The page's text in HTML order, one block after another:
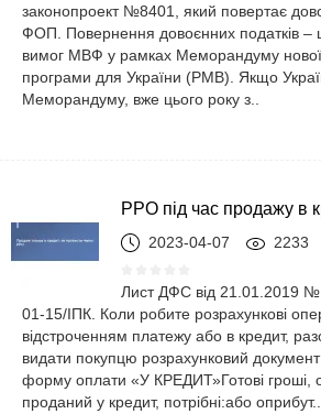
законопроект №8401, який повертає
ФОП. Повернення довоєнних податків –
вимог МВФ у рамках Меморандуму нової
програми для України (PMB). Якщо
Меморандуму, вже цього року з..
РРО під час продажу в
2023-04-07 2233
Лист ДФС від 21.01.2019
01-15/ІПК. Коли робите розрахункові
відстроченням платежу або в кредит,
видати покупцю розрахунковий
форму оплати «У КРЕДИТ»Готові гроші,
проданий у кредит, потрібні:або оприбут..